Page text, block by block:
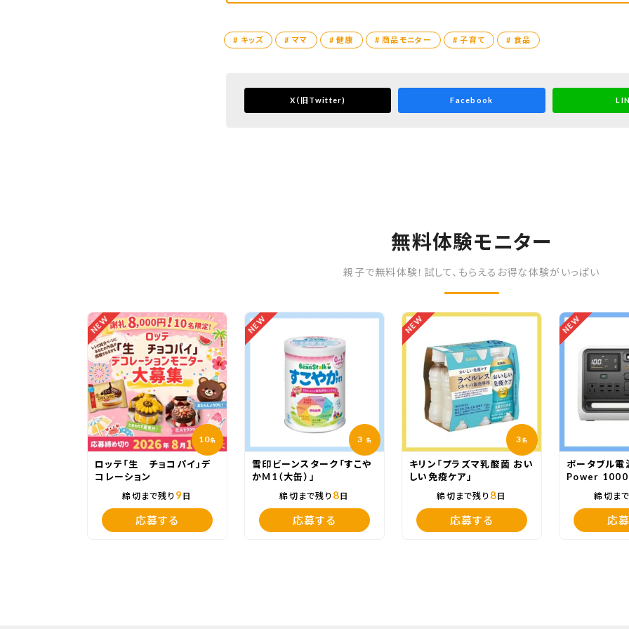
# キッズ # ママ # 健康 # 商品モニター # 子育て # 食品
X （旧Twitter) Facebook
無料体験モニター
親子で無料体験！試して、もらえるお得な体験がいっぱい
NEW
10名
ロッテ「生 チョコパイ」デ
コレーション
締切まで残り 9 日
応募する
NEW
3 名
雪印ビーンスターク「すこや
かM1（大缶）」
締切まで残り 8日
応募する
NEW
3名
キリン「プラズマ乳酸菌 おい
しい免疫ケア」
締切まで残り 8日
応募する
NEW
ポータブル電
Power
締切ま
応